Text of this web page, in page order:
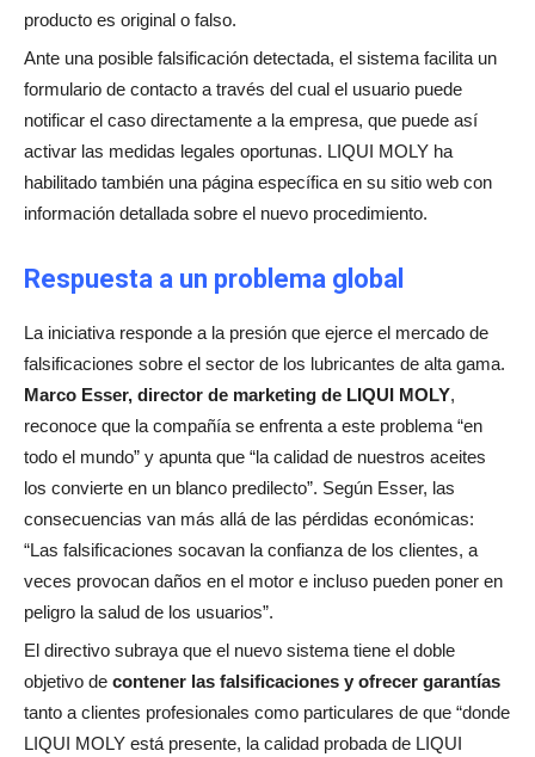
producto es original o falso.
Ante una posible falsificación detectada, el sistema facilita un
formulario de contacto a través del cual el usuario puede
notificar el caso directamente a la empresa, que puede así
activar las medidas legales oportunas. LIQUI MOLY ha
habilitado también una página específica en su sitio web con
información detallada sobre el nuevo procedimiento.
Respuesta a un problema global
La iniciativa responde a la presión que ejerce el mercado de
falsificaciones sobre el sector de los lubricantes de alta gama.
Marco Esser, director de marketing de LIQUI MOLY,
reconoce que la compañía se enfrenta a este problema “en
todo el mundo” y apunta que “la calidad de nuestros aceites
los convierte en un blanco predilecto”. Según Esser, las
consecuencias van más allá de las pérdidas económicas:
“Las falsificaciones socavan la confianza de los clientes, a
veces provocan daños en el motor e incluso pueden poner en
peligro la salud de los usuarios”.
El directivo subraya que el nuevo sistema tiene el doble
objetivo de contener las falsificaciones y ofrecer garantías
tanto a clientes profesionales como particulares de que “donde
LIQUI MOLY está presente, la calidad probada de LIQUI